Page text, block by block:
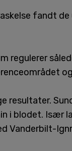
fandt
regulerer
resultater.
i blodet. Især
Vanderbilt-